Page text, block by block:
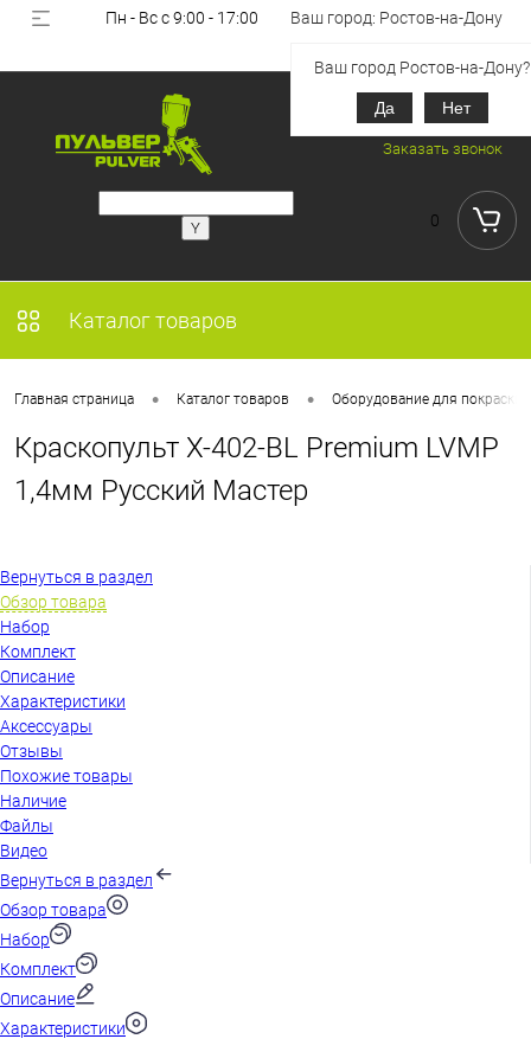
Пн - Вс с 9:00 - 17:00 Ваш город: Ростов-на-Дону
Ваш город Ростов-на-Дону?
Да Нет
+7 (918) 851-53-00
Заказать звонок
0
Каталог товаров
Главная страница • Каталог товаров • Оборудование для покраски
Краскопульт X-402-BL Premium LVMP
1,4мм Русский Мастер
Вернуться в раздел
Обзор товара
Набор
Комплект
Описание
Характеристики
Аксессуары
Отзывы
Похожие товары
Наличие
Файлы
Видео
Вернуться в раздел
Обзор товара
Набор
Комплект
Описание
Характеристики